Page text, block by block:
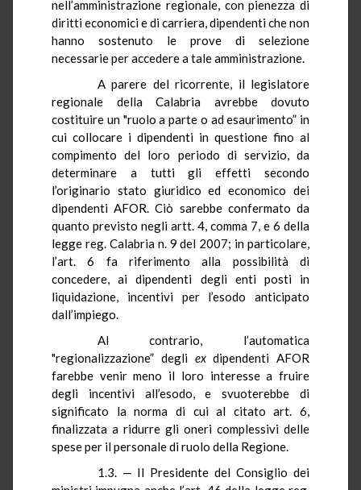
nell’amministrazione regionale, con pienezza di
diritti economici e di carriera, dipendenti che non
hanno sostenuto le prove di selezione
necessarie per accedere a tale amministrazione.
A parere del ricorrente, il legislatore
regionale della Calabria avrebbe dovuto
costituire un "ruolo a parte o ad esaurimento” in
cui collocare i dipendenti in questione fino al
compimento del loro periodo di servizio, da
determinare a tutti gli effetti secondo
l’originario stato giuridico ed economico dei
dipendenti AFOR. Ciò sarebbe confermato da
quanto previsto negli artt. 4, comma 7, e 6 della
legge reg. Calabria n. 9 del 2007; in particolare,
l’art. 6 fa riferimento alla possibilità di
concedere, ai dipendenti degli enti posti in
liquidazione, incentivi per l’esodo anticipato
dall’impiego.
Al contrario, l’automatica
"regionalizzazione” degli exdipendenti AFOR
farebbe venir meno il loro interesse a fruire
degli incentivi all’esodo, e svuoterebbe di
significato la norma di cui al citato art. 6,
finalizzata a ridurre gli oneri complessivi delle
spese per il personale di ruolo della Regione.
1.3. — Il Presidente del Consiglio dei